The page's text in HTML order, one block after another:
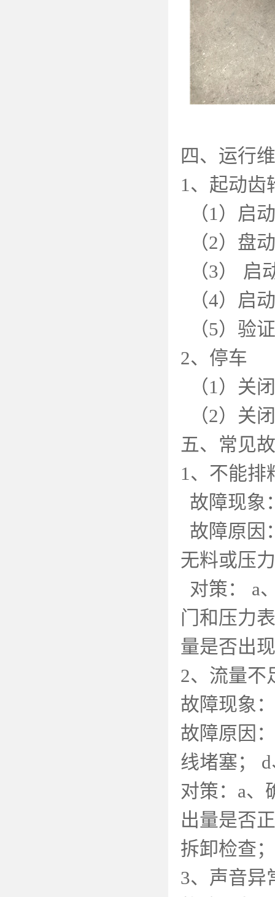
四、运行
1、起动齿
（1）启
（2）盘
（3） 启
（4）启
（5）验
2、停车
（1）关
（2）关
五、常见
1、不能排
故障现象
故障原因
无料或压
对策：
a
门和压力
量是否出
2、流量不
故障现象
故障原因：
线堵塞；
d
对策： a、
出量是否
拆卸检查；
3、声音异